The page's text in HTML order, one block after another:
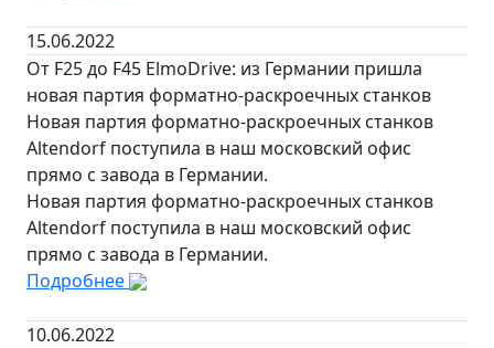
15.06.2022
От F25 до F45 ElmoDrive: из Германии пришла
новая партия форматно-раскроечных станков
Новая партия форматно-раскроечных станков
Altendorf поступила в наш московский офис
прямо с завода в Германии.
Новая партия форматно-раскроечных станков
Altendorf поступила в наш московский офис
прямо с завода в Германии.
Подробнее
10.06.2022